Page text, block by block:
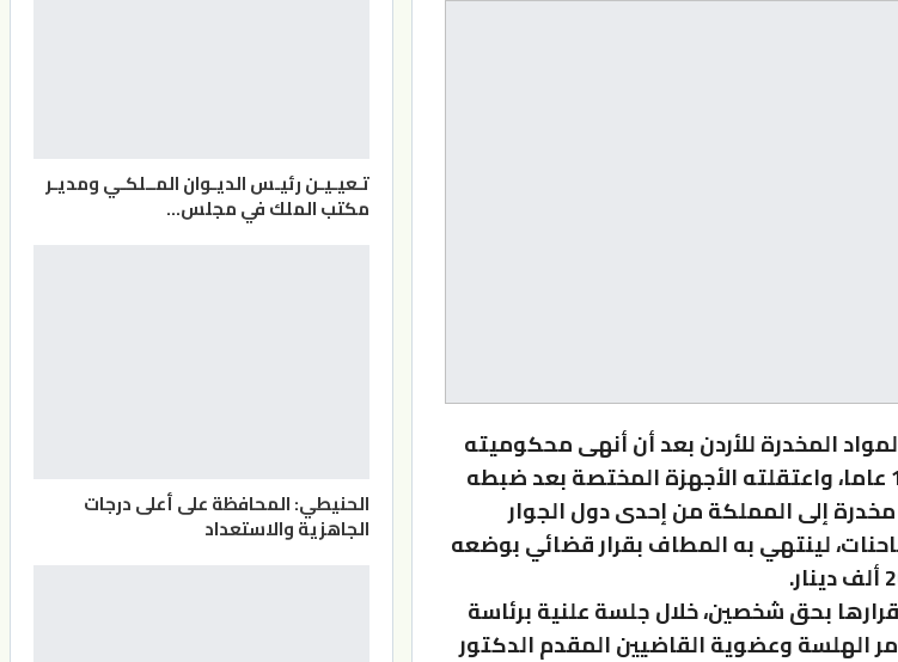
المخدرة للأردن بعد أن أنهى محكوميته
في أحد مراكز الإصلاح لمدة 15 عاما، واعتقلته الأجهزة المختصة بعد ضبطه
مخدرة إلى المملكة من إحدى دول الجوار
لينتهي به المطاف بقرار قضائي بوضعه
بحق شخصين، خلال جلسة علنية برئاسة
الهلسة وعضوية القاضيين المقدم الدكتور
تـعيـيـن رئيـس الديـوان المــلكـي ومديـر
مكتب الملك في مجلس…
الحنيطي: المحافظة على أعلى درجات
الجاهزية والاستعداد